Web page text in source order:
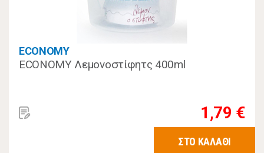
ECONOMY
ECONOMY Λεμονοστίφητς 400ml
1,79 €
ΣΤΟ ΚΑΛΑΘΙ